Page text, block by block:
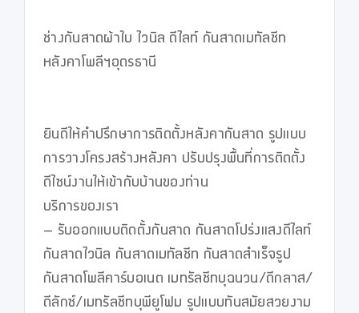
ช่างกันสาดผ้าใบ ไวนิล ดีไลท์ กันสาดเมทัลชีท
หลังคาโพลีฯอุดรธานี
ยินดีให้คำปรึกษาการติดตั้งหลังคากันสาด รูปแบบ
การวางโครงสร้างหลังคา ปรับปรุงพื้นที่การติดตั้ง
ดีไซน์งานให้เข้ากับบ้านของท่าน
บริการของเรา
– รับออกแบบติดตั้งกันสาด กันสาดโปร่งแสงดีไลท์
กันสาดไวนิล กันสาดเมทัลชีท กันสาดสำเร็จรูป
กันสาดโพลีคาร์บอเนต เมทรัลชีทบุฉนวน/ดีกลาส/
ดีลักซ์/เมทรัลชีทบุพียูโฟม รูปแบบทันสมัยสวยงาม